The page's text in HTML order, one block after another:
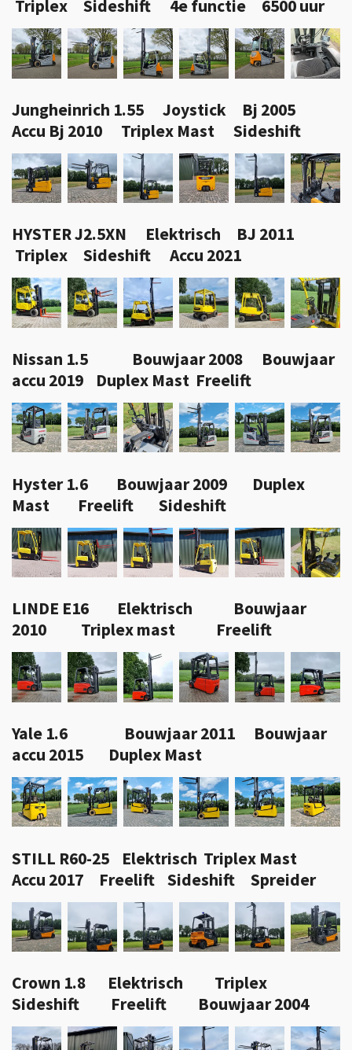
Triplex Sideshift 4e functie 6500 uur
Jungheinrich 1.55 Joystick Bj 2005
Accu Bj 2010 Triplex Mast Sideshift
HYSTER J2.5XN Elektrisch BJ 2011
Triplex Sideshift Accu 2021
Nissan 1.5 Bouwjaar 2008 Bouwjaar
accu 2019 Duplex Mast Freelift
Hyster 1.6 Bouwjaar 2009 Duplex
Mast Freelift Sideshift
LINDE E16 Elektrisch Bouwjaar
2010 Triplex mast Freelift
Yale 1.6 Bouwjaar 2011 Bouwjaar
accu 2015 Duplex Mast
STILL R60-25 Elektrisch Triplex Mast
Accu 2017 Freelift Sideshift Spreider
Crown 1.8 Elektrisch Triplex
Sideshift Freelift Bouwjaar 2004